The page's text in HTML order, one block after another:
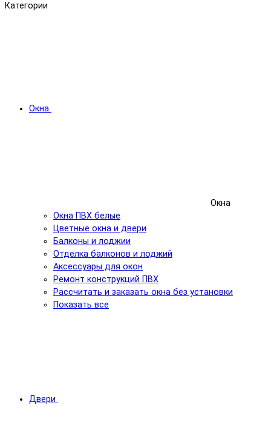
Категории
Окна
Окна
Окна ПВХ белые
Цветные окна и двери
Балконы и лоджии
Отделка балконов и лоджий
Аксессуары для окон
Ремонт конструкций ПВХ
Рассчитать и заказать окна без установки
Показать все
Двери